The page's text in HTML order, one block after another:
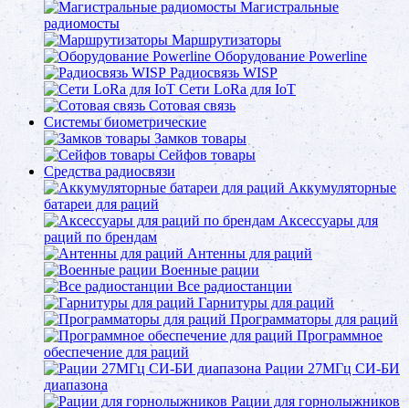
Магистральные
радиомосты
Маршрутизаторы
Оборудование Powerline
Радиосвязь WISP
Сети LoRa для IoT
Сотовая связь
Системы биометрические
Замков товары
Сейфов товары
Средства радиосвязи
Аккумуляторные
батареи для раций
Аксессуары для
раций по брендам
Антенны для раций
Военные рации
Все радиостанции
Гарнитуры для раций
Программаторы для раций
Программное
обеспечение для раций
Рации 27МГц СИ-БИ
диапазона
Рации для горнолыжников